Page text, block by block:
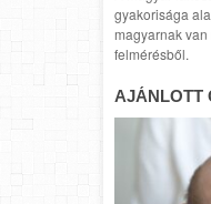
gyakorisága
magyarnak
felmérésből.
AJÁNLOTT